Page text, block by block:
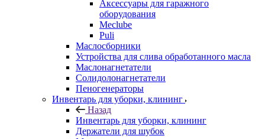
Аксессуары для гаражного
оборудования
Meclube
Puli
Маслосборники
Устройства для слива обработанного масла
Маслонагнетатели
Солидолонагнетатели
Пеногенераторы
Инвентарь для уборки, клининг
Назад
Инвентарь для уборки, клининг
Держатели для шубок